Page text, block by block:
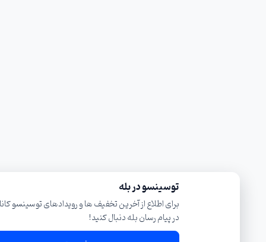
توسینسو در بله
برای اطلاع از آخرین تخفیف ها و رویدادهای توسینسو کانال ما را
در پیام رسان بله دنبال کنید!